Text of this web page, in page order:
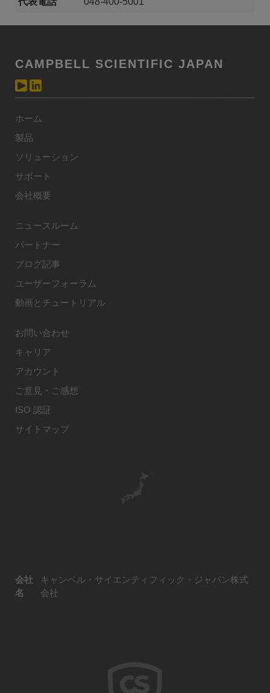
CAMPBELL SCIENTIFIC JAPAN
ホーム
製品
ソリューション
サポート
会社概要
ニュースルーム
パートナー
ブログ記事
ユーザーフォーラム
動画とチュートリアル
お問い合わせ
キャリア
アカウント
ご意見・ご感想
ISO 認証
サイトマップ
会社
名
キャンベル・サイエンティフィック・ジャパン株式
会社